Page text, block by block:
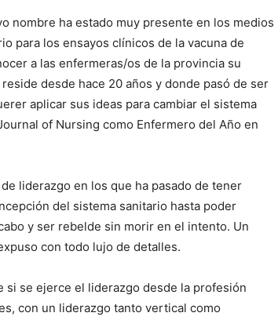
nombre ha estado muy presente en los medios
para los ensayos clínicos de la vacuna de
a las enfermeras/os de la provincia su
desde hace 20 años y donde pasó de ser
aplicar sus ideas para cambiar el sistema
of Nursing como Enfermero del Año en
liderazgo en los que ha pasado de tener
del sistema sanitario hasta poder
y ser rebelde sin morir en el intento. Un
con todo lujo de detalles.
si se ejerce el liderazgo desde la profesión
con un liderazgo tanto vertical como